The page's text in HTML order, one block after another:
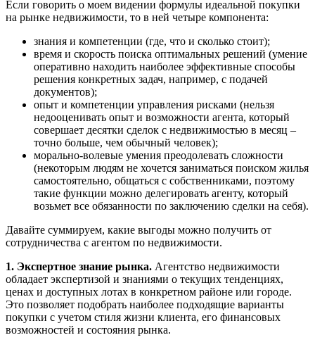
Если говорить о моем видении формулы идеальной покупки
на рынке недвижимости, то в ней четыре компонента:
знания и компетенции (где, что и сколько стоит);
время и скорость поиска оптимальных решений (умение
оперативно находить наиболее эффективные способы
решения конкретных задач, например, с подачей
документов);
опыт и компетенции управления рисками (нельзя
недооценивать опыт и возможности агента, который
совершает десятки сделок с недвижимостью в месяц –
точно больше, чем обычный человек);
морально-волевые умения преодолевать сложности
(некоторым людям не хочется заниматься поиском жилья
самостоятельно, общаться с собственниками, поэтому
такие функции можно делегировать агенту, который
возьмет все обязанности по заключению сделки на себя).
Давайте суммируем, какие выгоды можно получить от
сотрудничества с агентом по недвижимости.
1. Экспертное знание рынка. Агентство недвижимости
обладает экспертизой и знаниями о текущих тенденциях,
ценах и доступных лотах в конкретном районе или городе.
Это позволяет подобрать наиболее подходящие варианты
покупки с учетом стиля жизни клиента, его финансовых
возможностей и состояния рынка.